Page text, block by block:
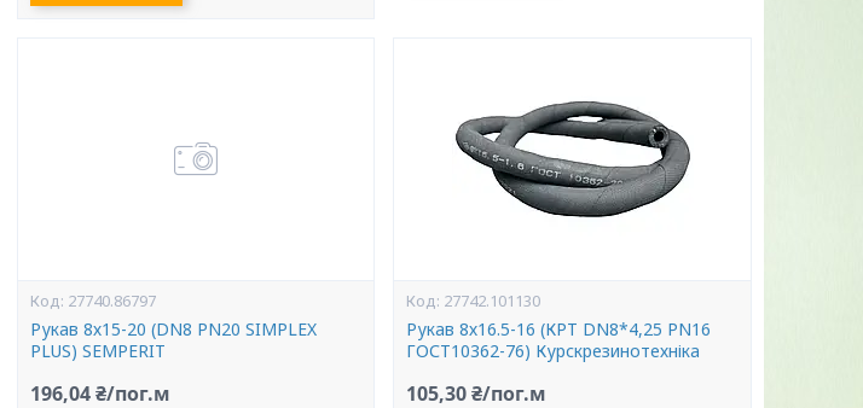
27740.86797
Рукав 8х15-20 (DN8 PN20 SIMPLEX
PLUS) SEMPERIT
196,04 ₴/пог.м
27742.101130
Рукав 8х16.5-16 (КРТ DN8*4,25 PN16
ГОСТ10362-76) Курскрезинотехніка
105,30 ₴/пог.м